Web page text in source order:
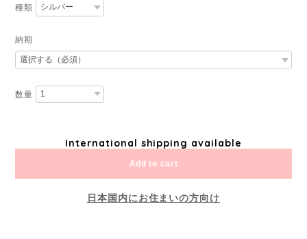
種類
納期
数量
International shipping available
Add to cart
日本国内にお住まいの方向け